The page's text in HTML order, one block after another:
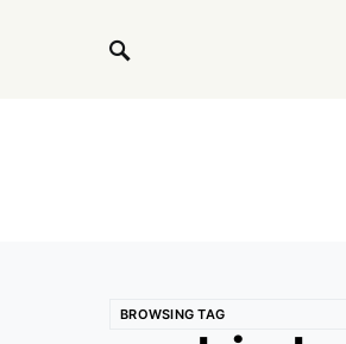
BROWSING TAG